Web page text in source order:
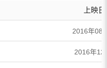
上映
2016年08
2016年12